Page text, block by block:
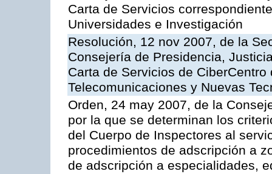
Carta de Servicios
Universidades e Investigación
Resolución, 12 nov 2007, de la
Consejería de Presidencia,
Carta de Servicios de
Telecomunicaciones y Nuevas
Orden, 24 may 2007, de la
por la que se determinan los
del Cuerpo de Inspectores al
procedimientos de adscripción a
de adscripción a especialidades,